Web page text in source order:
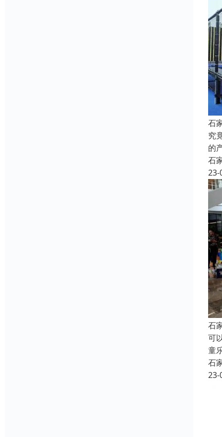
石
究
的
石
23-
石
可
童
石
23-